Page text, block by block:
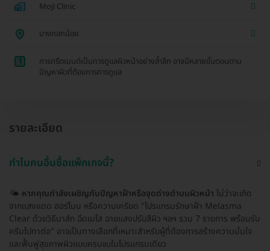
Moji Clinic
บางกอกน้อย
1
การทรีตเมนต์เป็นการดูแลผิวหน้าอย่างล้ำลึก อาจมีหลายขั้นตอนตาม
ปัญหาผิวที่ต้องการการดูแล
รายละเอียด
ทำไมคนอื่นซื้อแพ็กเกจนี้?
🌤️ หากคุณกำลังเผชิญกับปัญหาฝ้าหรือจุดด่างดำบนผิวหน้า ไม่ว่าจะเกิด
จากแสงแดด ฮอร์โมน หรือความเครียด "โปรแกรมรักษาฝ้า Melasma
Clear ด้วยวิธีมาส์ก ฉีดเมโส ฉายแสงปรับสีผิว ฯลฯ รวม 7 รายการ พร้อมรับ
ครีมไปทาต่อ" อาจเป็นทางเลือกที่เหมาะสำหรับผู้ที่ต้องการสร้างความมั่นใจ
และฟื้นฟูสุขภาพผิวแบบครบจบในโปรแกรมเดียว